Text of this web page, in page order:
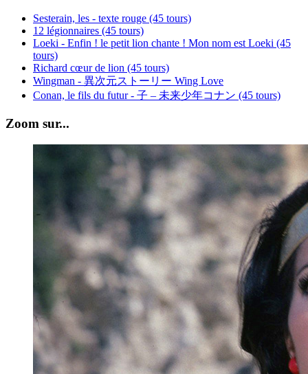
Sesterain, les - texte rouge (45 tours)
12 légionnaires (45 tours)
Loeki - Enfin ! le petit lion chante ! Mon nom est Loeki (45
tours)
Richard cœur de lion (45 tours)
Wingman - 異次元ストーリー Wing Love
Conan, le fils du futur - 子 – 未来少年コナン (45 tours)
Zoom sur...